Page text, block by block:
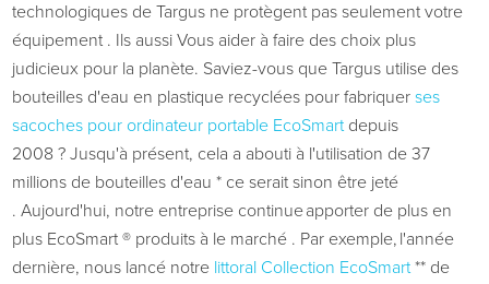
technologiques de Targus ne protègent pas seulement votre
équipement . Ils aussi Vous aider à faire des choix plus
judicieux pour la planète. Saviez-vous que Targus utilise des
bouteilles d'eau en plastique recyclées pour fabriquer ses
sacoches pour ordinateur portable EcoSmart depuis
2008 ? Jusqu'à présent, cela a abouti à l'utilisation de 37
millions de bouteilles d'eau * ce serait sinon être jeté
. Aujourd'hui, notre entreprise continueapporter de plus en
plus EcoSmart ® produits à le marché . Par exemple, l'année
dernière, nous lancé notre littoral Collection EcoSmart ** de